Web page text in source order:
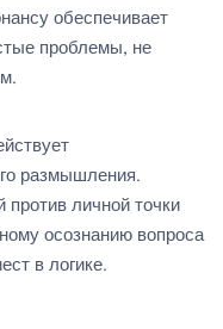
обеспечивает
проблемы, не
размышления.
против личной точки
осознанию вопроса
в логике.